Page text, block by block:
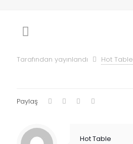
Tarafından yayınlandı Hot Table
Paylaş
Hot Table